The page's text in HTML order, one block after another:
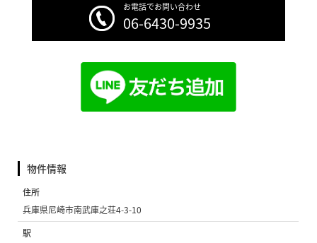
お電話でお問い合わせ
06-6430-9935
物件情報
住所
兵庫県尼崎市南武庫之荘4-3-10
駅